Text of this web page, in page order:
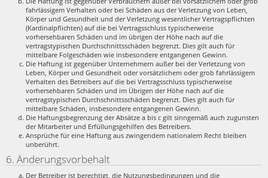
fahrlässigem Verhalten oder bei Schäden aus der Verletzung von Leben,
Körper und Gesundheit und der Verletzung wesentlicher Vertragspflichten
(Kardinalpflichten) auf die bei Vertragsschluss typischerweise
vorhersehbaren Schäden und im übrigen der Höhe nach auf die
vertragstypischen Durchschnittsschäden begrenzt. Dies gilt auch für
mittelbare Folgeschäden wie insbesondere entgangenen Gewinn.
Die Haftung ist gegenüber Unternehmern außer bei der Verletzung von
Leben, Körper und Gesundheit oder vorsätzlichem oder grob fahrlässigem
Verhalten des Betreibers auf die bei Vertragsschluss typischerweise
vorhersehbaren Schäden und im Übrigen der Höhe nach auf die
vertragstypischen Durchschnittsschäden begrenzt. Dies gilt auch für
mittelbare Schäden, insbesondere entgangenen Gewinn.
Die Haftungsbegrenzung der Absätze a bis c gilt sinngemäß auch zugunsten
der Mitarbeiter und Erfüllungsgehilfen des Betreibers.
Ansprüche für eine Haftung aus zwingendem nationalem Recht bleiben
unberührt.
6. Änderungsvorbehalt
Der Betreiber ist berechtigt, die Nutzungsbedingungen und die